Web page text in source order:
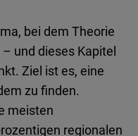
bei dem Theorie
und dieses Kapitel
Ziel ist es, eine
zu finden.
meisten
regionalen